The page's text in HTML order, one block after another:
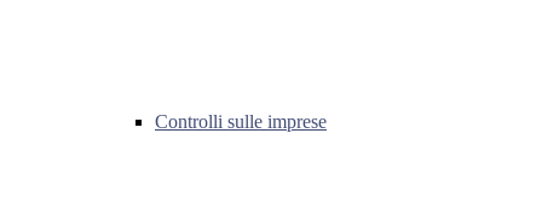
Controlli sulle imprese